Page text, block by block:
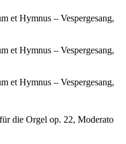
et Hymnus – Vespergesang,
et Hymnus – Vespergesang,
et Hymnus – Vespergesang,
die Orgel op. 22, Moderato